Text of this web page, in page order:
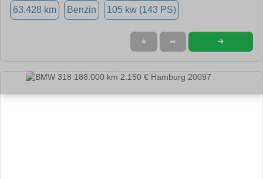
63.428 km Benzin 105 kw (143 PS)
★ ➦ ➜